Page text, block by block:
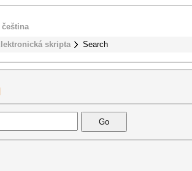
skripta Search
čeština